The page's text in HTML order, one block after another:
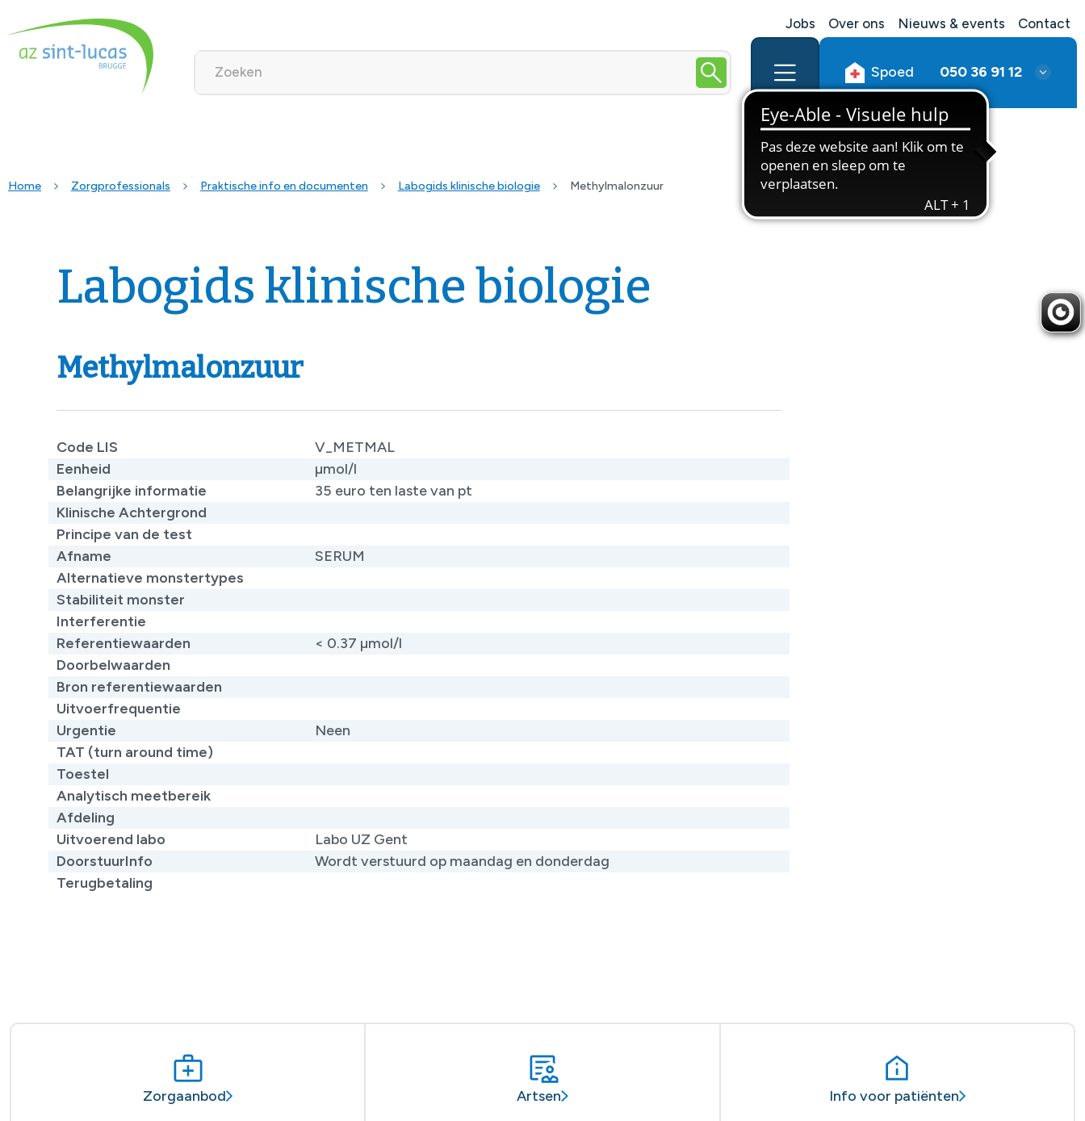
Jobs Over ons Nieuws & events Contact
Spoed 050 36 91 12
Home Zorgprofessionals Praktische info en documenten Labogids klinische biologie Methylmalonzuur
Labogids klinische biologie
Methylmalonzuur
Code LIS
V_METMAL
Eenheid
µmol/l
Belangrijke informatie
35 euro ten laste van pt​
Klinische Achtergrond
Principe van de test
Afname
SERUM
Alternatieve monstertypes
Stabiliteit monster
Interferentie
Referentiewaarden
​< 0.37 µmol/l
Doorbelwaarden
Bron referentiewaarden
Uitvoerfrequentie
Urgentie
Neen
TAT (turn around time)
Toestel
Analytisch meetbereik
Afdeling
Uitvoerend labo
Labo UZ Gent
DoorstuurInfo
Wordt verstuurd op maandag en donderdag
Terugbetaling
Zorgaanbod Artsen Info voor patiënten